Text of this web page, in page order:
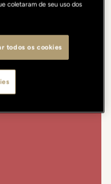
ingredientes sazonais.
ou um jantar
coletaram de seu uso dos
todos os cookies